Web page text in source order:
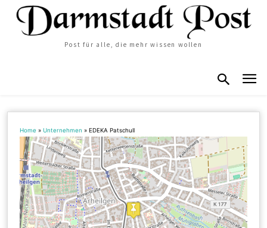
Post für alle, die mehr wissen wollen
Home »Unternehmen »EDEKA Patschull